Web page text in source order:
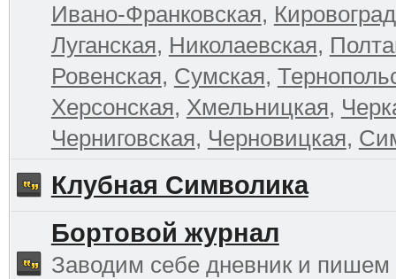
Ивано-Франковская,
Луганская, Николаевская,
Ровенская, Сумская,
Херсонская, Хмельницкая,
Черниговская, Черновицкая,
Клубная Символика
Бортовой журнал
Заводим себе дневник и пишем